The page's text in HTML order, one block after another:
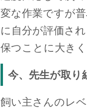
変な作業ですが
に自分が評価さ
保つことに大き
今、先生が取
飼い主さんのレ